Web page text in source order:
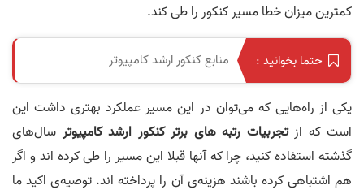
کمترین میزان خطا مسیر کنکور را طی کند.
حتما بخوانید : منابع کنکور ارشد کامپیوتر
یکی از راه‌هایی که می‌توان در این مسیر عملکرد بهتری داشت این
است که ازتجربیات رتبه ‌های برتر کنکور ارشد کامپیوتر سال‌های
گذشته استفاده کنید، چرا که آنها قبلا این مسیر را طی کرده اند و اگر
هم اشتباهی کرده باشند هزینه‌ی آن را پرداخته اند. توصیه‌ی اکید ما